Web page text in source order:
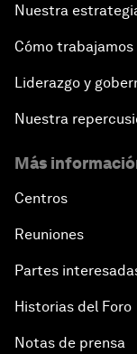
Nuestra
Cómo trabajamos
Liderazgo y
Nuestra
Más
Centros
Reuniones
Partes
Historias del Foro
Notas de prensa